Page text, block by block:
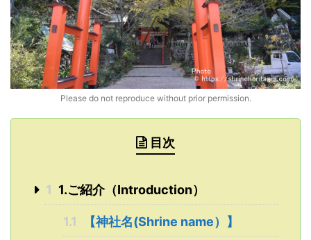
Please do not reproduce without prior permission.
目次
1 1.ご紹介（Introduction）
1.1 【神社名(Shrine name）】